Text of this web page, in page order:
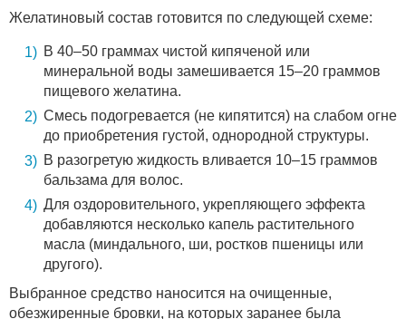
Желатиновый состав готовится по следующей схеме:
В 40–50 граммах чистой кипяченой или
минеральной воды замешивается 15–20 граммов
пищевого желатина.
Смесь подогревается (не кипятится) на слабом огне
до приобретения густой, однородной структуры.
В разогретую жидкость вливается 10–15 граммов
бальзама для волос.
Для оздоровительного, укрепляющего эффекта
добавляются несколько капель растительного
масла (миндального, ши, ростков пшеницы или
другого).
Выбранное средство наносится на очищенные,
обезжиренные бровки, на которых заранее была